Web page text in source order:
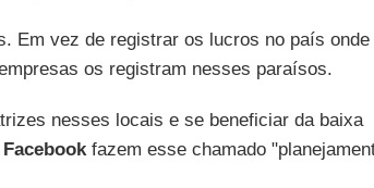
Em vez de registrar os lucros no país
os registram nesses paraísos.
nesses locais e se beneficiar da baixa
Facebookfazem esse chamado